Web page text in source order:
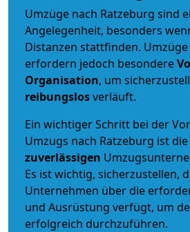
Umzüge nach Ratzeburg sind
Angelegenheit, besonders
Distanzen stattfinden. Umzüge
erfordern jedoch besondere
Organisation, um
reibungslosverläuft.
Ein wichtiger Schritt bei der
Umzugs nach Ratzeburg ist
zuverlässigen
Es ist wichtig, sicherzustellen,
Unternehmen über die
und Ausrüstung verfügt, um
erfolgreich durchzuführen.